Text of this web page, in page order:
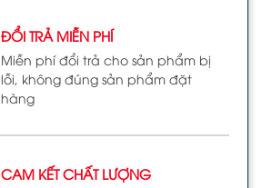
ĐỔI TRẢ MIỄN PHÍ
Miễn phí đổi trả cho sản phẩm bị
lỗi, không đúng sản phẩm đặt
hàng
CAM KẾT CHẤT LƯỢNG